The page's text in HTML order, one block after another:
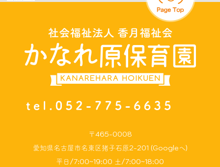
〒465-0008
愛知県名古屋市名東区猪子石原2-201 (Googleへ)
平日/7:00~19:00 土/7:00~18:00